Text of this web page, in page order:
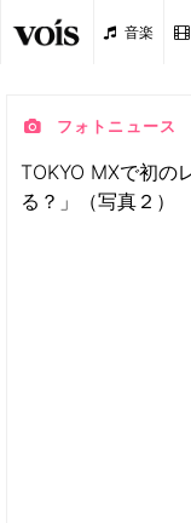
音楽
フォトニュース
TOKYO MXで初の
る？」（写真２）